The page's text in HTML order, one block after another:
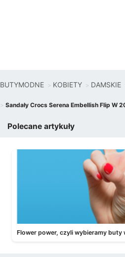
BUTYMODNE KOBIETY DAMSKIE
Sandały Crocs Serena Embellish Flip W
Polecane artykuły
Flower power, czyli wybieramy buty